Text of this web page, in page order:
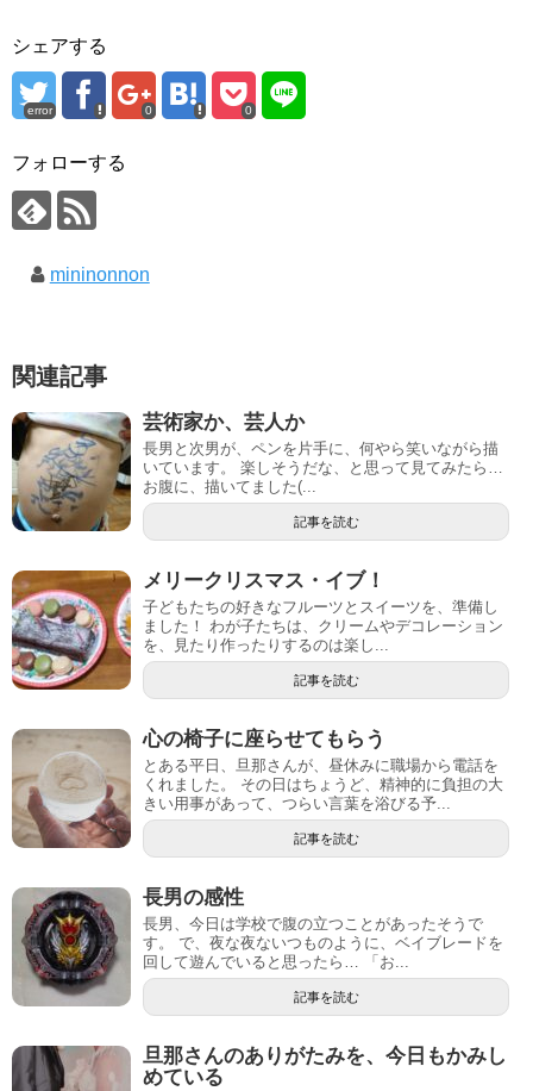
シェアする
error 0 0
フォローする
mininonnon
関連記事
芸術家か、芸人か
長男と次男が、ペンを片手に、何やら笑いながら描
いています。 楽しそうだな、と思って見てみたら…
お腹に、描いてました(...
記事を読む
メリークリスマス・イブ！
子どもたちの好きなフルーツとスイーツを、準備し
ました！ わが子たちは、クリームやデコレーション
を、見たり作ったりするのは楽し...
記事を読む
心の椅子に座らせてもらう
とある平日、旦那さんが、昼休みに職場から電話を
くれました。 その日はちょうど、精神的に負担の大
きい用事があって、つらい言葉を浴びる予...
記事を読む
長男の感性
長男、今日は学校で腹の立つことがあったそうで
す。 で、夜な夜ないつものように、ベイブレードを
回して遊んでいると思ったら… 「お...
記事を読む
旦那さんのありがたみを、今日もかみし
めている